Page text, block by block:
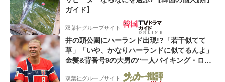
ガイド】
双葉社グループサイト
井の頭公園にハーランド出現!?「若干似てて
草」「いや、かなりハーランドに似てるんよ」
金髪&背番号9の大男の“一人バイキング・ロ
ー”映像が話題!「元気をもらった」
双葉社グループサイト